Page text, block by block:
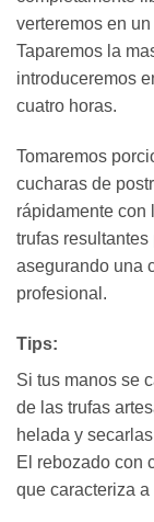
verteremos en
Taparemos la
introduceremos
cuatro horas.
Tomaremos
cucharas de
rápidamente con
trufas
asegurando una
profesional.
Tips:
Si tus manos se
de las trufas
helada y
El rebozado con
que caracteriza